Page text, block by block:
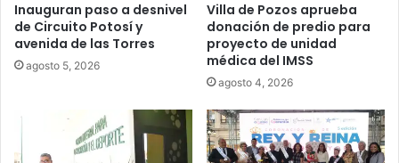
Inauguran paso a desnivel
de Circuito Potosí y
avenida de las Torres
agosto 5, 2026
Villa de Pozos aprueba
donación de predio para
proyecto de unidad
médica del IMSS
agosto 4, 2026